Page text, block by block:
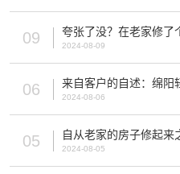
09 夸张了没？在老家修了
2024-08-09
06 来自客户的自述：绵阳
2024-08-06
05 自从老家的房子修起来
2024-08-05